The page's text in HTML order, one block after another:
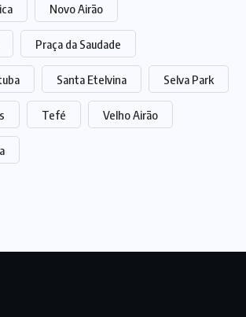
Novo Airão
Praça da Saudade
Santa Etelvina Selva Park
Tefé Velho Airão